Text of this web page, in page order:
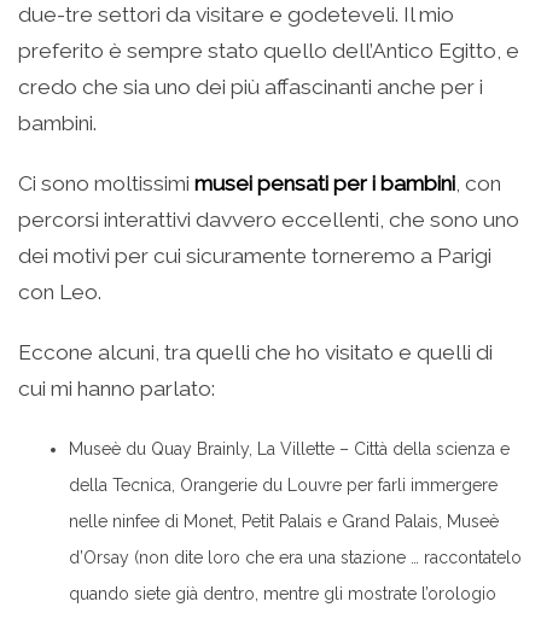
due-tre settori da visitare e godeteveli. Il mio
preferito è sempre stato quello dell’Antico Egitto, e
credo che sia uno dei più affascinanti anche per i
bambini.
Ci sono moltissimi musei pensati per i bambini , con
percorsi interattivi davvero eccellenti, che sono uno
dei motivi per cui sicuramente torneremo a Parigi
con Leo.
Eccone alcuni, tra quelli che ho visitato e quelli di
cui mi hanno parlato:
Museè du Quay Brainly, La Villette – Città della scienza e
della Tecnica, Orangerie du Louvre per farli immergere
nelle ninfee di Monet, Petit Palais e Grand Palais, Museè
d’Orsay (non dite loro che era una stazione … raccontatelo
quando siete già dentro, mentre gli mostrate l’orologio